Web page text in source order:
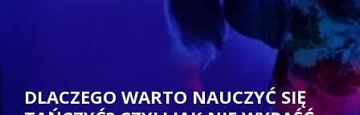
DLACZEGO WARTO NAUCZYĆ SIĘ